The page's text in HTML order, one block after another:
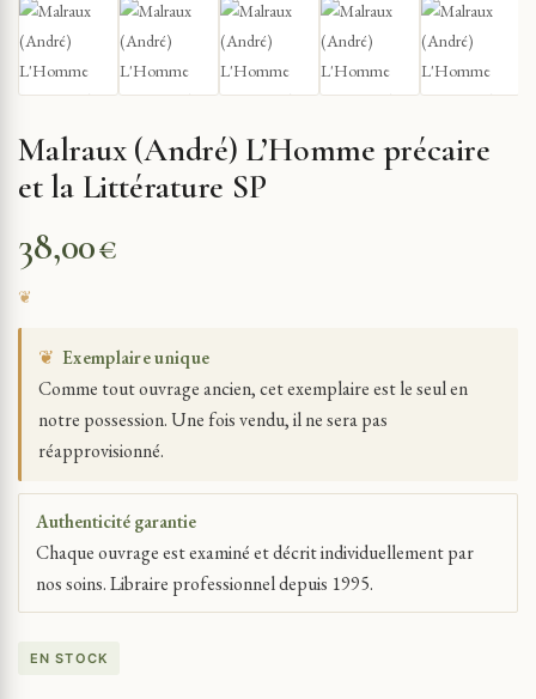
Malraux (André) L’Homme précaire
et la Littérature SP
38,00€
❦ Exemplaire unique
Comme tout ouvrage ancien, cet exemplaire est le seul en
notre possession. Une fois vendu, il ne sera pas
réapprovisionné.
Authenticité garantie
Chaque ouvrage est examiné et décrit individuellement par
nos soins. Libraire professionnel depuis 1995.
EN STOCK